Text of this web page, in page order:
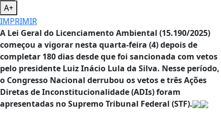
A+
IMPRIMIR
A Lei Geral do Licenciamento Ambiental (15.190/2025)
começou a vigorar nesta quarta-feira (4) depois de
completar 180 dias desde que foi sancionada com vetos
pelo presidente Luiz Inácio Lula da Silva. Nesse período,
o Congresso Nacional derrubou os vetos e três Ações
Diretas de Inconstitucionalidade (ADIs) foram
apresentadas no Supremo Tribunal Federal (STF).